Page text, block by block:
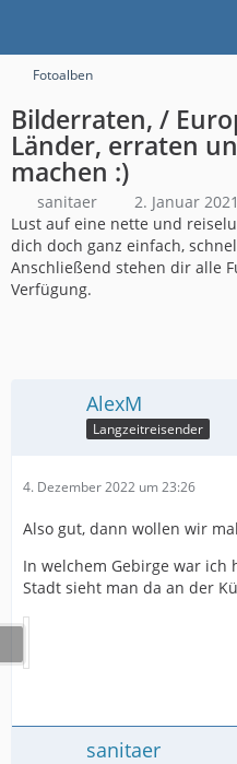
Fotoalben
Bilderraten, /
Länder, erraten
machen :)
sanitaer
2. Januar
Lust auf eine nette und
dich doch ganz einfach,
Anschließend stehen dir alle
Verfügung.
AlexM
Langzeitreisender
4. Dezember 2022 um 23:26
Also gut, dann wollen wir
In welchem Gebirge war
Stadt sieht man da an der
sanitaer